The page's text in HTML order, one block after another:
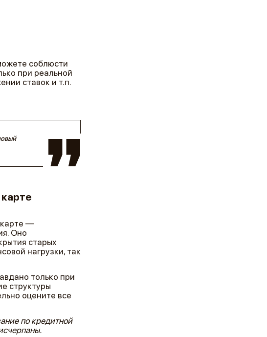
соблюсти
при реальной
ставок и т.п.
—
Оно
старых
нагрузки, так
только при
структуры
оцените все
по кредитной